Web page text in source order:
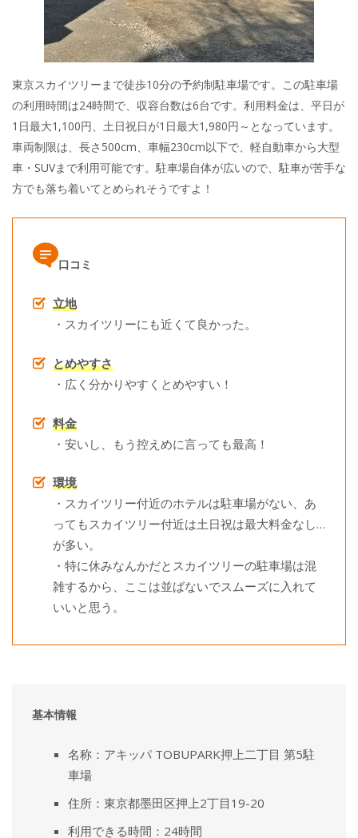
東京スカイツリーまで徒歩10分の予約制駐車場です。この駐車場
の利用時間は24時間で、収容台数は6台です。利用料金は、平日が
1日最大1,100円、土日祝日が1日最大1,980円～となっています。
車両制限は、長さ500cm、車幅230cm以下で、軽自動車から大型
車・SUVまで利用可能です。駐車場自体が広いので、駐車が苦手な
方でも落ち着いてとめられそうですよ！
口コミ
立地
・スカイツリーにも近くて良かった。
とめやすさ
・広く分かりやすくとめやすい！
料金
・安いし、もう控えめに言っても最高！
環境
・スカイツリー付近のホテルは駐車場がない、あ
ってもスカイツリー付近は土日祝は最大料金なし…
が多い。
・特に休みなんかだとスカイツリーの駐車場は混
雑するから、ここは並ばないでスムーズに入れて
いいと思う。
基本情報
名称：アキッパ TOBUPARK押上二丁目 第5駐
車場
住所：東京都墨田区押上2丁目19-20
利用できる時間：24時間